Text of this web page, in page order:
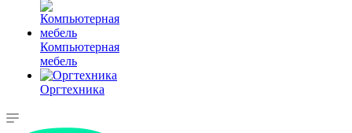
Компьютерная
мебель
Оргтехника